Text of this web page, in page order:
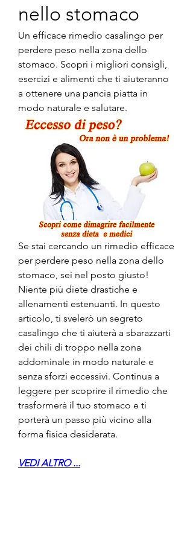
nello stomaco
Un efficace rimedio casalingo per
perdere peso nella zona dello
stomaco. Scopri i migliori consigli,
esercizi e alimenti che ti aiuteranno
a ottenere una pancia piatta in
modo naturale e salutare.
Se stai cercando un rimedio efficace
per perdere peso nella zona dello
stomaco, sei nel posto giusto!
Niente più diete drastiche e
allenamenti estenuanti. In questo
articolo, ti svelerò un segreto
casalingo che ti aiuterà a sbarazzarti
dei chili di troppo nella zona
addominale in modo naturale e
senza sforzi eccessivi. Continua a
leggere per scoprire il rimedio che
trasformerà il tuo stomaco e ti
porterà un passo più vicino alla
forma fisica desiderata.
VEDI ALTRO ...